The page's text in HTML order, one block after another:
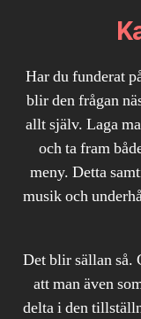
Har du funderat
blir den frågan
allt själv. Laga
och ta fram
meny. Detta
musik och
Det blir sällan så.
att man även
delta i den